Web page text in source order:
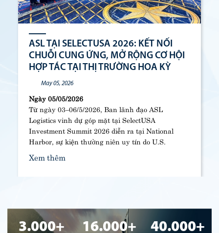
ASL TẠI SELECTUSA 2026: KẾT NỐI
CHUỖI CUNG ỨNG, MỞ RỘNG CƠ HỘI
HỢP TÁC TẠI THỊ TRƯỜNG HOA KỲ
May 05, 2026
Ngày 05/05/2026
Từ ngày 03–06/5/2026, Ban lãnh đạo ASL
Logistics vinh dự góp mặt tại SelectUSA
Investment Summit 2026 diễn ra tại National
Harbor, sự kiện thường niên uy tín do U.S.
5.500 đại biểu từ hơn 100 quốc gia, nhằm thúc
Xem thêm
3.000+ 16.000+ 40.000+